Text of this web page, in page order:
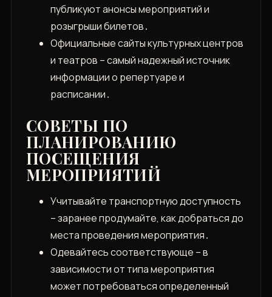
публикуют анонсы мероприятий и
розыгрыши билетов․
Официальные сайты культурных центров
и театров – самый надежный источник
информации о репертуаре и
расписании․
СОВЕТЫ ПО
ПЛАНИРОВАНИЮ
ПОСЕЩЕНИЯ
МЕРОПРИЯТИЙ
Учитывайте транспортную доступность
– заранее продумайте, как добраться до
места проведения мероприятия․
Одевайтесь соответствующе – в
зависимости от типа мероприятия
может потребоваться определенный